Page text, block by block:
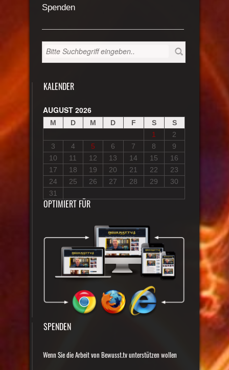
Spenden
KALENDER
AUGUST 2026
M D M D F S
S
1
2
3
4 5 6 7 8
9
10
11 12 13 14 15
16
17
18 19 20 21 22
23
24
25 26 27 28 29
30
31
OPTIMIERT FÜR
SPENDEN
Wenn Sie die Arbeit von Bewusst.tv unterstützen wollen